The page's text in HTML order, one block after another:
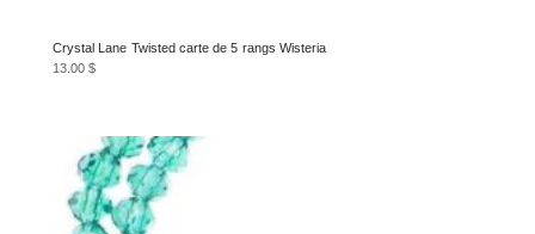
Crystal Lane Twisted carte de 5 rangs Wisteria
13.00$